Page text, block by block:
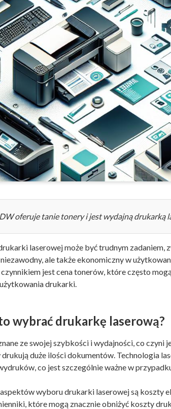
oferuje tanie tonery i jest wydajną drukarką
laserowej może być trudnym zadaniem,
ale także ekonomiczny w
jest cena tonerów, które często
drukarki.
wybrać drukarkę laserową?
ze swojej szybkości i wydajności, co czyni
duże ilości dokumentów. Technologia
co jest szczególnie ważne w
wyboru drukarki laserowej są koszty
które mogą znacznie obniżyć koszty